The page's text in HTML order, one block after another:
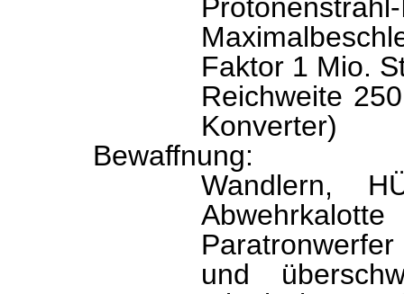
Faktor 1 Mio.
Reichweite
Konverter)
Wandlern,
und